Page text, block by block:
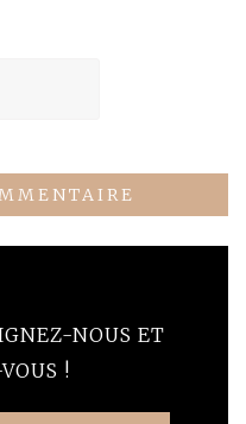
NOUS ET
!